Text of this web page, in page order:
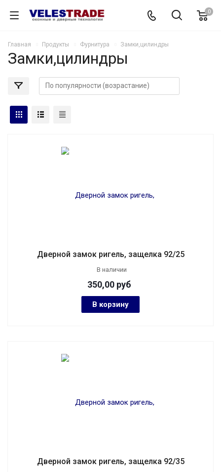
0
Главная Продукты Фурнитура Замки,цилиндры
Замки,цилиндры
Дверной замок ригель, защелка 92/25
В наличии
350,00 руб
В корзину
Дверной замок ригель, защелка 92/35